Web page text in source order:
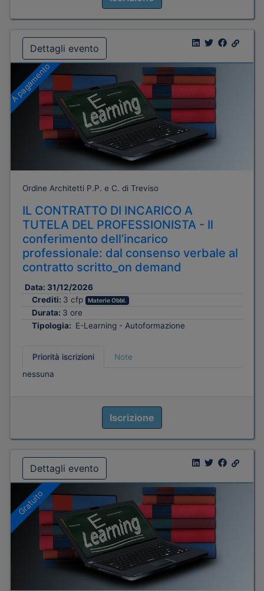
Dettagli evento
A pagamento
Ordine Architetti P.P. e C. di Treviso
IL CONTRATTO DI INCARICO A
TUTELA DEL PROFESSIONISTA - Il
conferimento dell’incarico
professionale: dal consenso verbale al
contratto scritto_on demand
Data: 31/12/2026
Crediti: 3 cfp Materie Obbl.
Durata: 3 ore
Tipologia: E-Learning - Autoformazione
Priorità iscrizioni
Note
nessuna
Iscrizione
Dettagli evento
Gratuito